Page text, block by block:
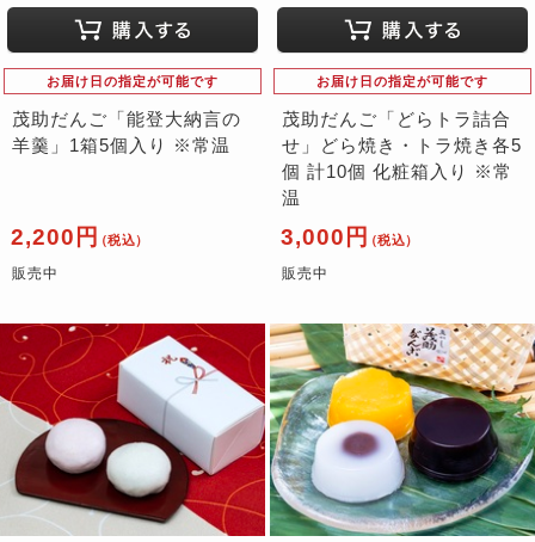
お届け日の指定が可能です
茂助だんご「能登大納言の
羊羹」1箱5個入り ※常温
2,200円 （税込）
販売中
お届け日の指定が可能です
茂助だんご「どらトラ詰合
せ」どら焼き・トラ焼き各5
個 計10個 化粧箱入り ※常
温
3,000円 （税込）
販売中